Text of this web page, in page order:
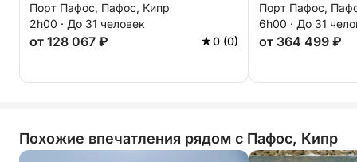
Порт Пафос, Пафос, Кипр
2h00 · До 31 человек
от 128 067 ₽ 0 (0)
Порт Пафос,
6h00 · До 31
от 364 499 ₽
Похожие впечатления рядом с Пафос, Кипр